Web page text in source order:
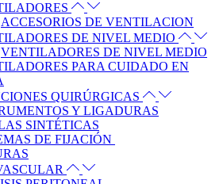
ACCESORIOS DE VENTILACION
DE NIVEL MEDIO
VENTILADORES DE NIVEL MEDIO
PARA CUIDADO EN
QUIRÚRGICAS
Y LIGADURAS
SINTÉTICAS
DE FIJACIÓN